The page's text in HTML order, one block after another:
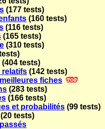
(177 tests)
(160 tests)
(116 tests)
(165 tests)
(310 tests)
(404 tests)
relatifs (142 tests)
fiches
(283 tests)
(166 tests)
et probabilités (99 tests)
(20 tests)